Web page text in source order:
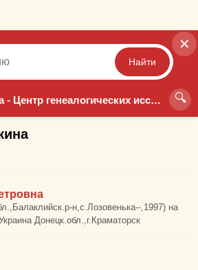
Чабукина - Центр генеалогических исследований 🔍
✕
Найти
Неточный
н,с.Лозовенька--,1997) на
Донецк.обл.,г.Краматорск